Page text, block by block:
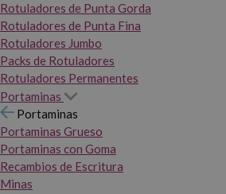
Rotuladores de Punta Gorda
Rotuladores de Punta Fina
Rotuladores Jumbo
Packs de Rotuladores
Rotuladores Permanentes
Portaminas
Portaminas
Portaminas Grueso
Portaminas con Goma
Recambios de Escritura
Minas